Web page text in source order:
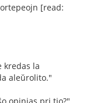
[read:
kredas la
aleŭrolito."